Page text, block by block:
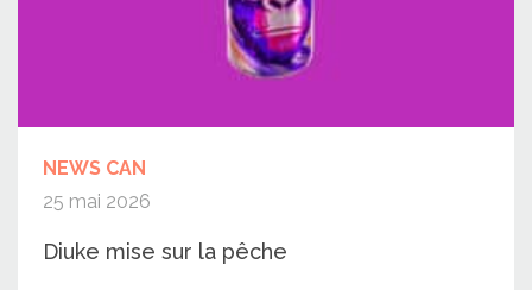
NEWS CAN
25 mai 2026
Diuke mise sur la pêche